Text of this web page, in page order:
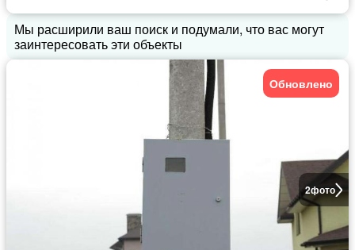
Мы расширили ваш поиск и подумали, что вас могут
заинтересовать эти объекты
2фото
Обновлено